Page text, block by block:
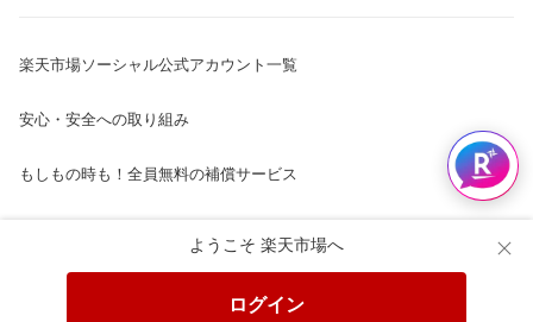
ようこそ 楽天市場へ
ログイン
楽天市場ソーシャル公式アカウント一覧
安心・安全への取り組み
もしもの時も！全員無料の補償サービス